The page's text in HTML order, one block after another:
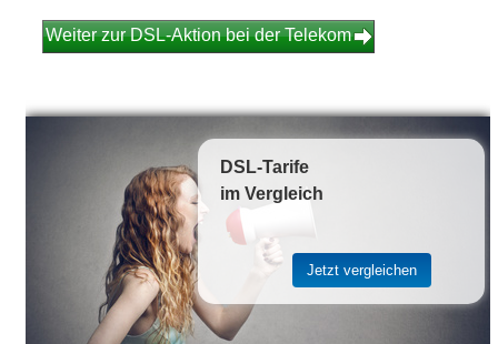
Weiter zur DSL-Aktion bei der Telekom
DSL-Tarife
im Vergleich